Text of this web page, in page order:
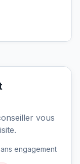
vous
engagement